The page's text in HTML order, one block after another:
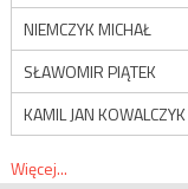
NIEMCZYK MICHAŁ
SŁAWOMIR PIĄTEK
KAMIL JAN KOWALCZYK
Więcej...